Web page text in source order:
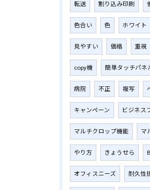
転送 割り込み印刷
色合い 色 ホワイト
見やすい 価格 重視
copy機 簡単タッチパネ
病院 不正 複写
キャンペーン ビジネス
マルチクロップ機能 マ
やり方 きょうせら
オフィスニーズ 耐久性